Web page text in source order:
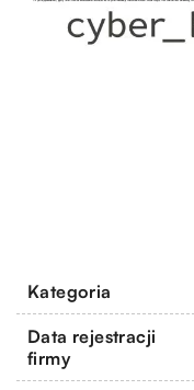
Kategoria
Data rejestracji
firmy